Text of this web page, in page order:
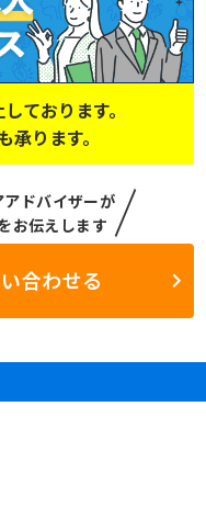
ております。
ります。
ドバイザーが
お伝えします
合わせる